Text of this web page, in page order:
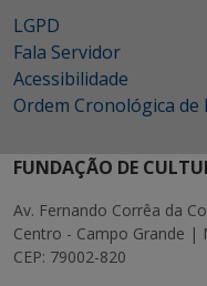
LGPD
Fala Servidor
Acessibilidade
Ordem Cronológica de
FUNDAÇÃO DE
Av. Fernando Corrêa da
Centro - Campo Grande |
CEP: 79002-820